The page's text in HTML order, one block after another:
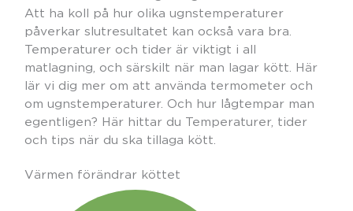
Att ha koll på hur olika ugnstemperaturer
påverkar slutresultatet kan också vara bra.
Temperaturer och tider är viktigt i all
matlagning, och särskilt när man lagar kött. Här
lär vi dig mer om att använda termometer och
om ugnstemperaturer. Och hur lågtempar man
egentligen? Här hittar du Temperaturer, tider
och tips när du ska tillaga kött.
Värmen förändrar köttet